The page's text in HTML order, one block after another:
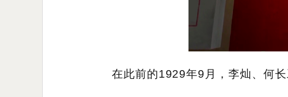
在此前的1929年9月，李灿、何